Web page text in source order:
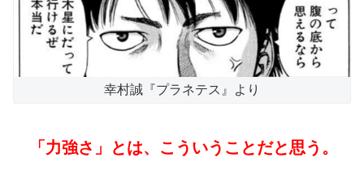
幸村誠『プラネテス』より
「力強さ」とは、こういうことだと思う。